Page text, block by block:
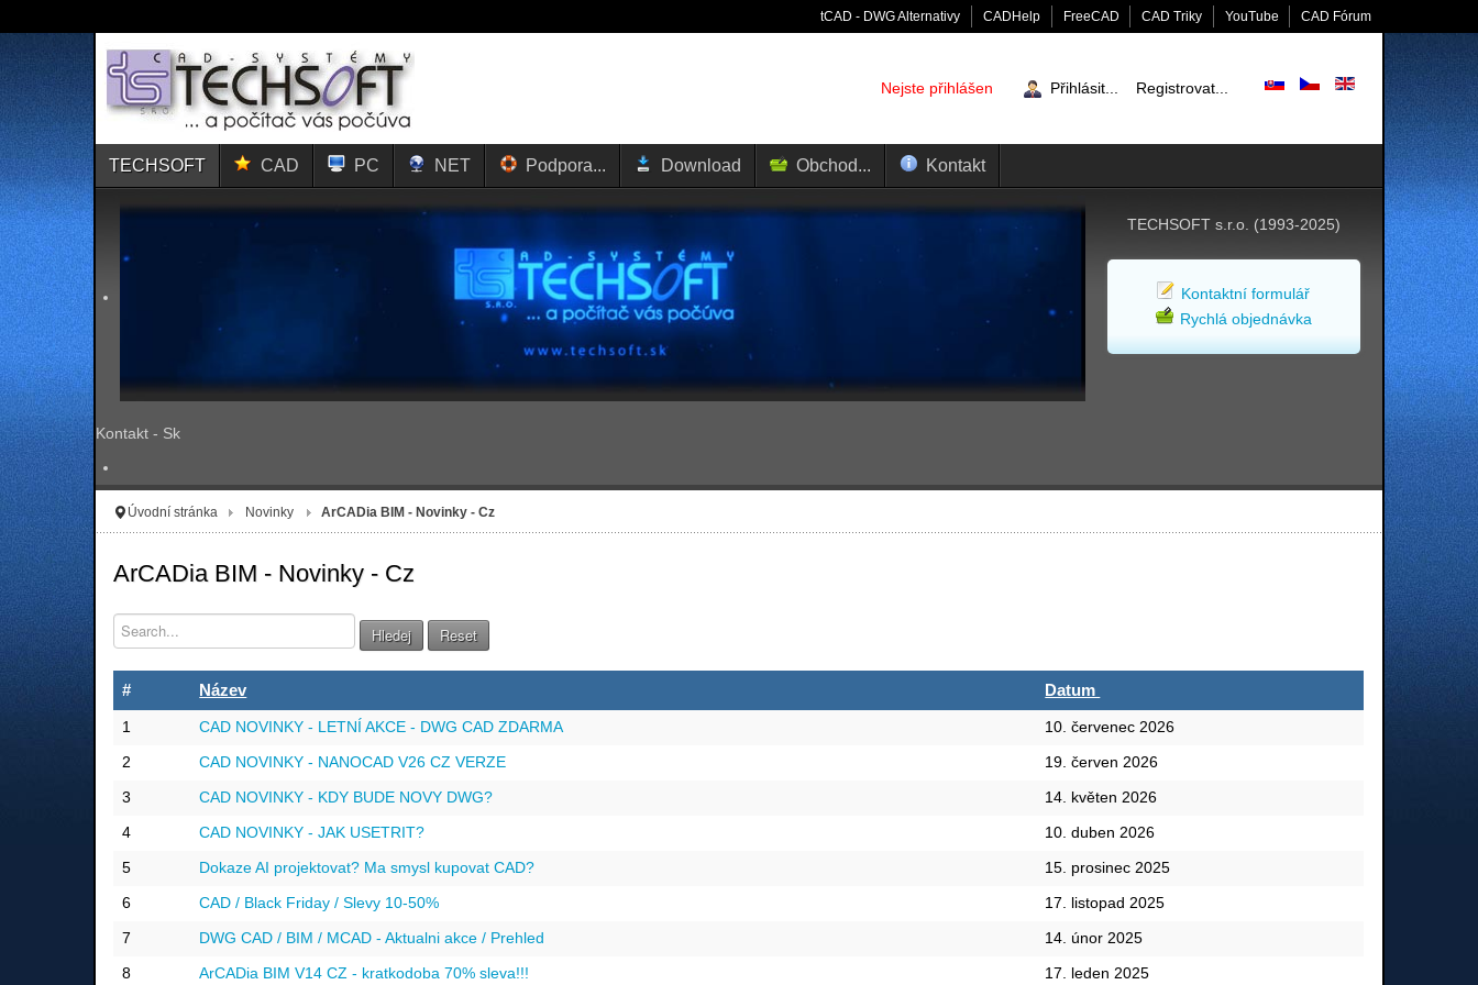
tCAD - DWG Alternativy CADHelp FreeCAD CAD Triky YouTube CAD Fórum
Nejste přihlášen Přihlásit... Registrovat...
TECHSOFT CAD PC NET Podpora... Download Obchod... Kontakt
Kontakt - Sk
TECHSOFT s.r.o. (1993-2025)
Kontaktní formulář
Rychlá objednávka
Úvodní stránka Novinky ArCADia BIM - Novinky - Cz
ArCADia BIM - Novinky - Cz
Hledej Reset
# Název Datum
1 CAD NOVINKY - LETNÍ AKCE - DWG CAD ZDARMA 10. červenec 2026
2 CAD NOVINKY - NANOCAD V26 CZ VERZE 19. červen 2026
3 CAD NOVINKY - KDY BUDE NOVY DWG? 14. květen 2026
4 CAD NOVINKY - JAK USETRIT? 10. duben 2026
5 Dokaze AI projektovat? Ma smysl kupovat CAD? 15. prosinec 2025
6 CAD / Black Friday / Slevy 10-50% 17. listopad 2025
7 DWG CAD / BIM / MCAD - Aktualni akce / Prehled 14. únor 2025
8 ArCADia BIM V14 CZ - kratkodoba 70% sleva!!! 17. leden 2025